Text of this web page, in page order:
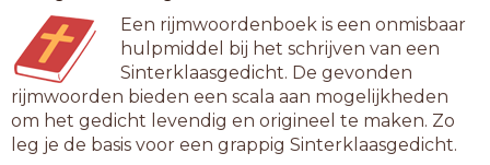
alikas
ambras
ananas
badjas
badtas
barkas
Een rijmwoordenboek is een onmisbaar
hulpmiddel bij het schrijven van een
Sinterklaasgedicht. De gevonden
rijmwoorden bieden een scala aan mogelijkheden
om het gedicht levendig en origineel te maken. Zo
leg je de basis voor een grappig Sinterklaasgedicht.